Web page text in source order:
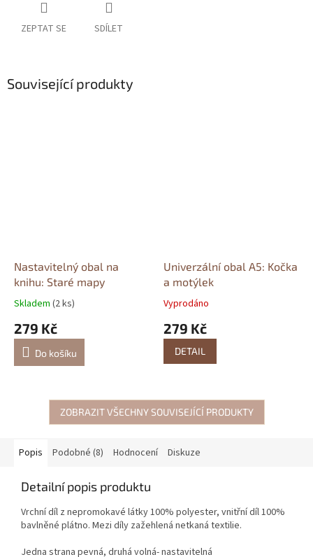
ZEPTAT SE SDÍLET
Související produkty
Nastavitelný obal na
knihu: Staré mapy
Skladem (2 ks)
279 Kč
Do košíku
Univerzální obal A5: Kočka
a motýlek
Vyprodáno
279 Kč
DETAIL
ZOBRAZIT VŠECHNY SOUVISEJÍCÍ PRODUKTY
Popis Podobné (8) Hodnocení Diskuze
Detailní popis produktu
Vrchní díl z nepromokavé látky 100% polyester, vnitřní díl 100%
bavlněné plátno. Mezi díly zažehlená netkaná textilie.
Jedna strana pevná, druhá volná- nastavitelná